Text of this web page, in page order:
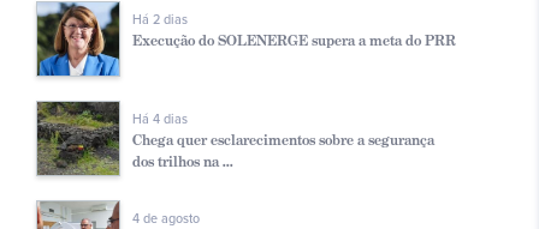
Há 2 dias
Execução do SOLENERGE supera a meta do PRR
Há 4 dias
Chega quer esclarecimentos sobre a segurança
dos trilhos na ...
4 de agosto